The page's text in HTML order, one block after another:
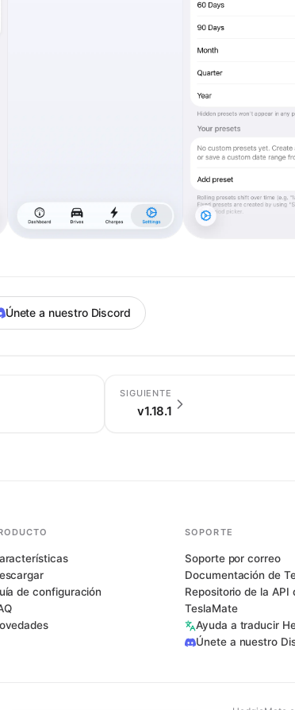
Únete a nuestro Discord
SIGUIENTE
v1.18.1
de configuración
SOPORTE
Soporte por correo
Documentación de
Repositorio de la API
TeslaMate
Ayuda a traducir
Únete a nuestro